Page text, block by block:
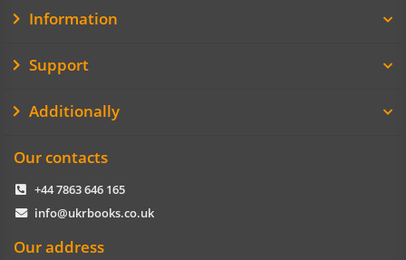
Information
Support
Additionally
Our contacts
+44 7863 646 165
info@ukrbooks.co.uk
Our address